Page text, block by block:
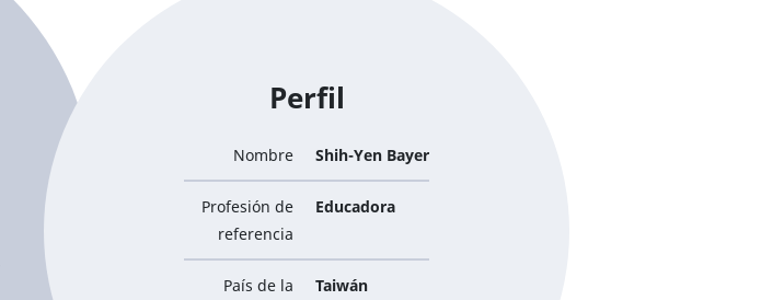
Perfil
Nombre Shih-Yen Bayer
Profesión de
referencia
Educadora
País de la
Taiwán